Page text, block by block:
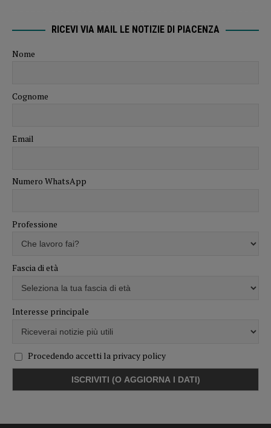
RICEVI VIA MAIL LE NOTIZIE DI PIACENZA
Nome
Cognome
Email
Numero WhatsApp
Professione
Fascia di età
Interesse principale
Procedendo accetti la privacy policy